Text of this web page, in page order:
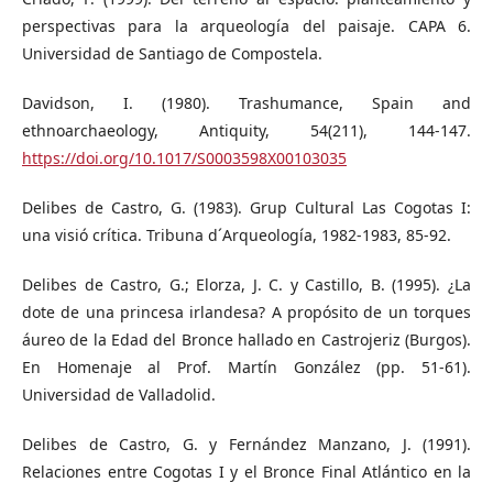
perspectivas para la arqueología del paisaje. CAPA 6.
Universidad de Santiago de Compostela.
Davidson, I. (1980). Trashumance, Spain and
ethnoarchaeology, Antiquity, 54(211), 144-147.
https://doi.org/10.1017/S0003598X00103035
Delibes de Castro, G. (1983). Grup Cultural Las Cogotas I:
una visió crítica. Tribuna d´Arqueología, 1982-1983, 85-92.
Delibes de Castro, G.; Elorza, J. C. y Castillo, B. (1995). ¿La
dote de una princesa irlandesa? A propósito de un torques
áureo de la Edad del Bronce hallado en Castrojeriz (Burgos).
En Homenaje al Prof. Martín González (pp. 51-61).
Universidad de Valladolid.
Delibes de Castro, G. y Fernández Manzano, J. (1991).
Relaciones entre Cogotas I y el Bronce Final Atlántico en la